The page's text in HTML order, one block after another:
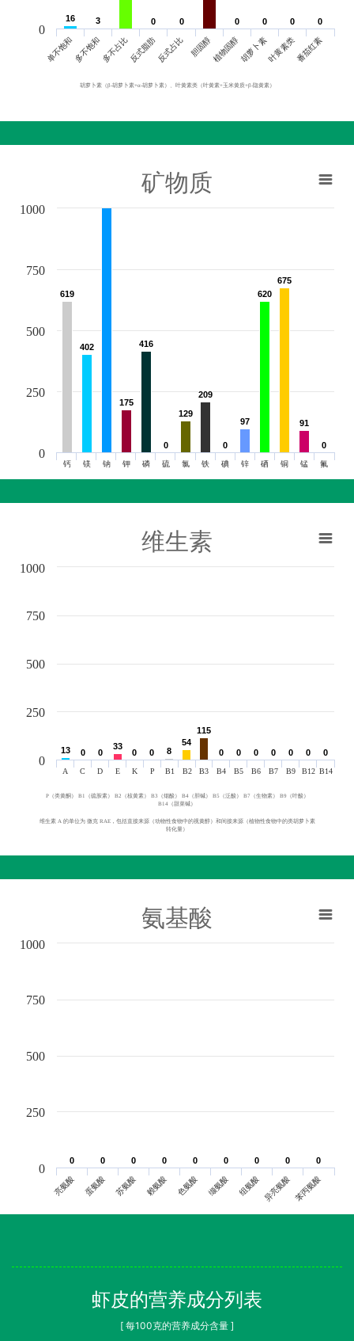
胡萝卜素（β-胡萝卜素+α-胡萝卜素）、叶黄素类（叶黄素+玉米黄质+β-隐黄素）
16
16 3
3 0
0 0
0 0
0 0
0 0
0 0
0
单不饱和多不饱和多不占比反式脂肪反式占比 胆固醇植物固醇胡萝卜素叶黄素类番茄红素
0
矿物质
619
619
402
402
175
175
416
416
0
0
129
129
209
209
0
0
97
97
620
620
675
675
91
91
0
0
钙 镁 钠 钾 磷 硫 氯 铁 碘 锌 硒 铜 锰 氟
0
250
500
750
1000
维生素
13
13 0
0 0
0
33
33
0
0 0
0 8
8
54
54
115
115
0
0 0
0 0
0 0
0 0
0 0
0 0
0
A C D E K P B1 B2 B3 B4 B5 B6 B7 B9 B12 B14
0
250
500
750
1000
P（类黄酮） B1（硫胺素） B2（核黄素） B3（烟酸） B4（胆碱） B5（泛酸） B7（生物素） B9（叶酸）
B14（甜菜碱）
维生素 A 的单位为 微克 RAE，包括直接来源（动物性食物中的视黄醇）和间接来源（植物性食物中的类胡萝卜素
转化量）
氨基酸
0
0 0
0 0
0 0
0 0
0 0
0 0
0 0
0 0
0
亮氨酸 蛋氨酸 苏氨酸 赖氨酸 色氨酸 缬氨酸 组氨酸 异亮氨酸苯丙氨酸
0
250
500
750
1000
虾皮的营养成分列表
[ 每100克的营养成分含量 ]